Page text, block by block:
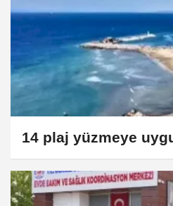
14 plaj yüzmeye